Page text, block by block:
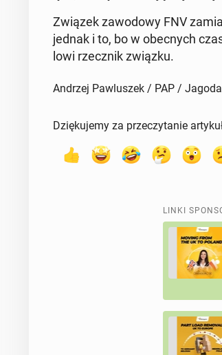
Związek za­wo­do­wy FNV
jednak i to, bo w obec­nych
lo­wi rzecz­nik związku.
Andrzej Pawluszek / PAP /
Dziękujemy za przeczytanie
LINKI